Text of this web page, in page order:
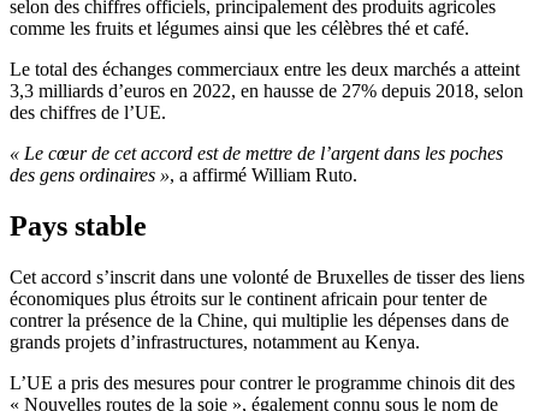
selon des chiffres officiels, principalement des produits agricoles
comme les fruits et légumes ainsi que les célèbres thé et café.
Le total des échanges commerciaux entre les deux marchés a atteint
3,3 milliards d’euros en 2022, en hausse de 27% depuis 2018, selon
des chiffres de l’UE.
« Le cœur de cet accord est de mettre de l’argent dans les poches
des gens ordinaires », a affirmé William Ruto.
Pays stable
Cet accord s’inscrit dans une volonté de Bruxelles de tisser des liens
économiques plus étroits sur le continent africain pour tenter de
contrer la présence de la Chine, qui multiplie les dépenses dans de
grands projets d’infrastructures, notamment au Kenya.
L’UE a pris des mesures pour contrer le programme chinois dit des
« Nouvelles routes de la soie », également connu sous le nom de